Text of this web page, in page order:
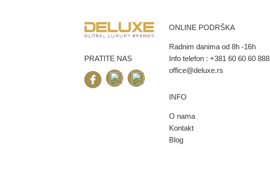
PRATITE NAS
ONLINE PODRŠKA
Radnim danima od 8h -16h
Info telefon :+381 60 60 60 888
office@deluxe.rs
INFO
O nama
Kontakt
Blog